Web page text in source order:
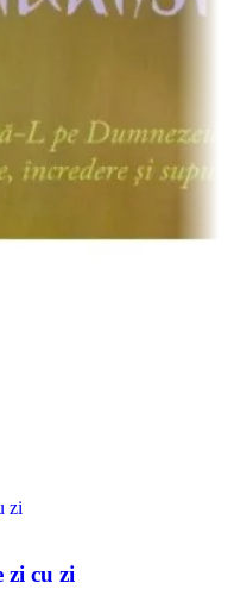
zi cu zi